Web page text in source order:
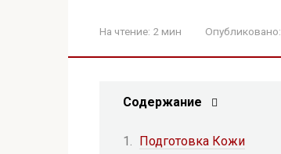
На чтение: 2 мин Опубликовано:
Содержание
Подготовка Кожи